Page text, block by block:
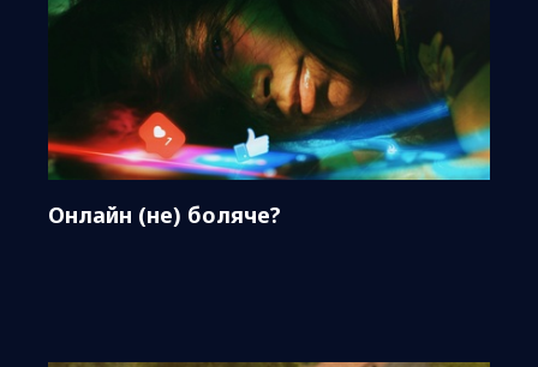
Онлайн (не) боляче?